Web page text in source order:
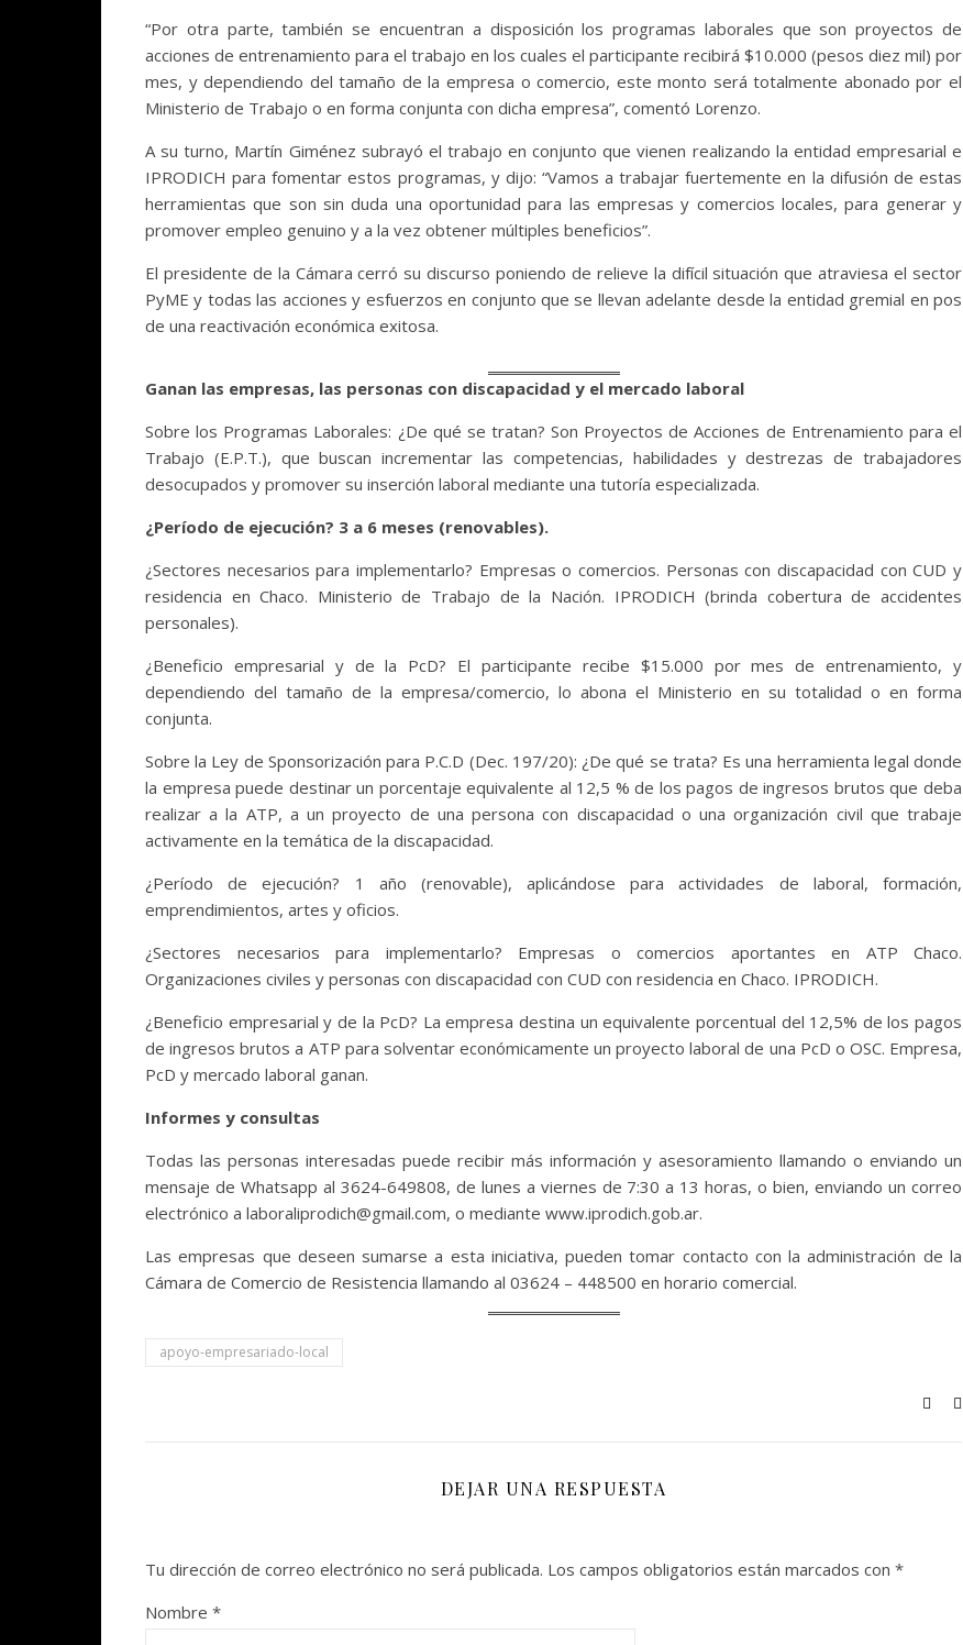
“Por otra parte, también se encuentran a disposición los programas laborales que son proyectos de
acciones de entrenamiento para el trabajo en los cuales el participante recibirá $10.000 (pesos diez mil) por
mes, y dependiendo del tamaño de la empresa o comercio, este monto será totalmente abonado por el
Ministerio de Trabajo o en forma conjunta con dicha empresa”, comentó Lorenzo.
A su turno, Martín Giménez subrayó el trabajo en conjunto que vienen realizando la entidad empresarial e
IPRODICH para fomentar estos programas, y dijo: “Vamos a trabajar fuertemente en la difusión de estas
herramientas que son sin duda una oportunidad para las empresas y comercios locales, para generar y
promover empleo genuino y a la vez obtener múltiples beneficios”.
El presidente de la Cámara cerró su discurso poniendo de relieve la difícil situación que atraviesa el sector
PyME y todas las acciones y esfuerzos en conjunto que se llevan adelante desde la entidad gremial en pos
de una reactivación económica exitosa.
Ganan las empresas, las personas con discapacidad y el mercado laboral
Sobre los Programas Laborales: ¿De qué se tratan? Son Proyectos de Acciones de Entrenamiento para el
Trabajo (E.P.T.), que buscan incrementar las competencias, habilidades y destrezas de trabajadores
desocupados y promover su inserción laboral mediante una tutoría especializada.
¿Período de ejecución? 3 a 6 meses (renovables).
¿Sectores necesarios para implementarlo? Empresas o comercios. Personas con discapacidad con CUD y
residencia en Chaco. Ministerio de Trabajo de la Nación. IPRODICH (brinda cobertura de accidentes
personales).
¿Beneficio empresarial y de la PcD? El participante recibe $15.000 por mes de entrenamiento, y
dependiendo del tamaño de la empresa/comercio, lo abona el Ministerio en su totalidad o en forma
conjunta.
Sobre la Ley de Sponsorización para P.C.D (Dec. 197/20): ¿De qué se trata? Es una herramienta legal donde
la empresa puede destinar un porcentaje equivalente al 12,5 % de los pagos de ingresos brutos que deba
realizar a la ATP, a un proyecto de una persona con discapacidad o una organización civil que trabaje
activamente en la temática de la discapacidad.
¿Período de ejecución? 1 año (renovable), aplicándose para actividades de laboral, formación,
emprendimientos, artes y oficios.
¿Sectores necesarios para implementarlo? Empresas o comercios aportantes en ATP Chaco.
Organizaciones civiles y personas con discapacidad con CUD con residencia en Chaco. IPRODICH.
¿Beneficio empresarial y de la PcD? La empresa destina un equivalente porcentual del 12,5% de los pagos
de ingresos brutos a ATP para solventar económicamente un proyecto laboral de una PcD o OSC. Empresa,
PcD y mercado laboral ganan.
Informes y consultas
Todas las personas interesadas puede recibir más información y asesoramiento llamando o enviando un
mensaje de Whatsapp al 3624-649808, de lunes a viernes de 7:30 a 13 horas, o bien, enviando un correo
electrónico a laboraliprodich@gmail.com, o mediante www.iprodich.gob.ar.
Las empresas que deseen sumarse a esta iniciativa, pueden tomar contacto con la administración de la
Cámara de Comercio de Resistencia llamando al 03624 – 448500 en horario comercial.
apoyo-empresariado-local
DEJAR UNA RESPUESTA
Tu dirección de correo electrónico no será publicada. Los campos obligatorios están marcados con *
Nombre *